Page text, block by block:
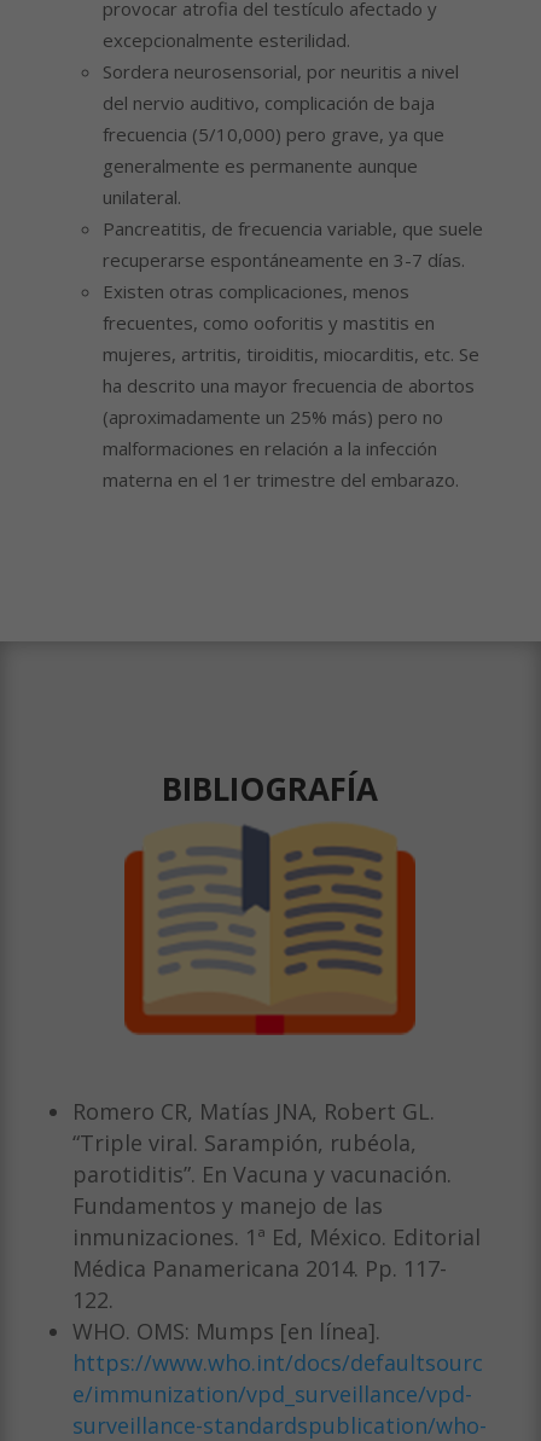
provocar atrofia del testículo afectado y
excepcionalmente esterilidad.
Sordera neurosensorial, por neuritis a nivel
del nervio auditivo, complicación de baja
frecuencia (5/10,000) pero grave, ya que
generalmente es permanente aunque
unilateral.
Pancreatitis, de frecuencia variable, que suele
recuperarse espontáneamente en 3-7 días.
Existen otras complicaciones, menos
frecuentes, como ooforitis y mastitis en
mujeres, artritis, tiroiditis, miocarditis, etc. Se
ha descrito una mayor frecuencia de abortos
(aproximadamente un 25% más) pero no
malformaciones en relación a la infección
materna en el 1er trimestre del embarazo.
BIBLIOGRAFÍA
Romero CR, Matías JNA, Robert GL.
“Triple viral. Sarampión, rubéola,
parotiditis”. En Vacuna y vacunación.
Fundamentos y manejo de las
inmunizaciones. 1ª Ed, México. Editorial
Médica Panamericana 2014. Pp. 117-
122.
WHO. OMS: Mumps [en línea].
https://www.who.int/docs/defaultsourc
e/immunization/vpd_surveillance/vpd-
surveillance-standardspublication/who-